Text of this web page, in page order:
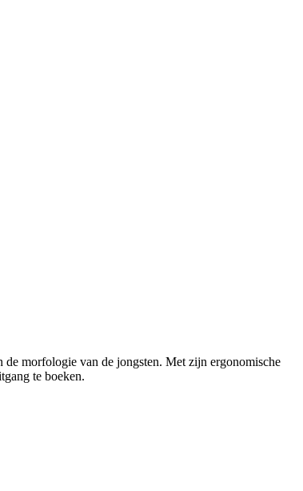
morfologie van de jongsten. Met zijn ergonomische
te boeken.